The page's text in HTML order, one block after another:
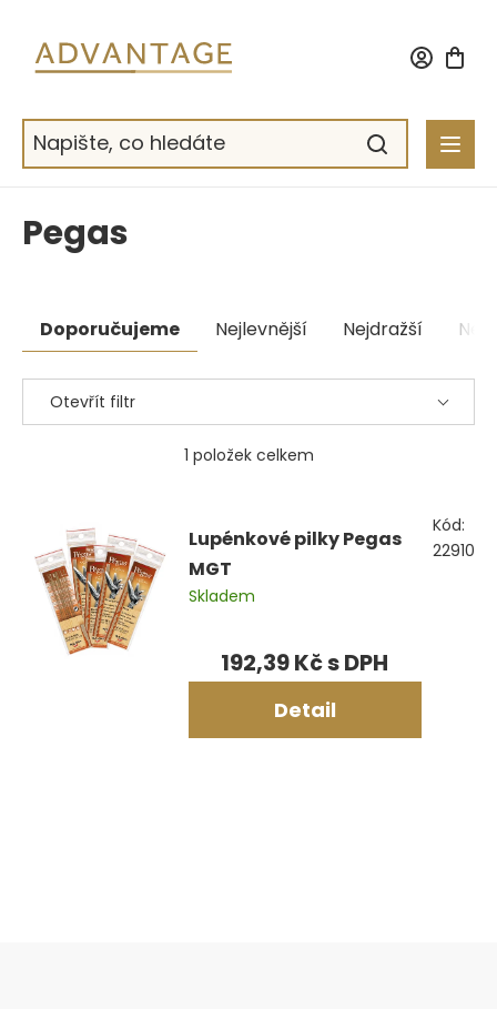
obsah
Pegas
Řazení
produktů
Doporučujeme Nejlevnější Nejdražší
Otevřít filtr
1 položek celkem
produktů
Lupénkové pilky Pegas
MGT
Skladem
192,39 Kč
Detail
Kód:
22910